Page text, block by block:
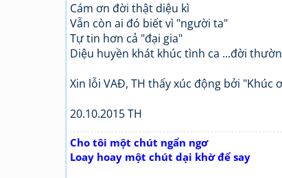
Cám ơn đời thật diệu kì
Vẫn còn ai đó biết vì "người ta"
Tự tin hơn cả "đại gia"
Diệu huyền khát khúc tình ca ...đời
Xin lỗi VAĐ, TH thấy xúc động bởi
20.10.2015 TH
Cho tôi một chút ngẩn ngơ
Loay hoay một chút dại khờ để say